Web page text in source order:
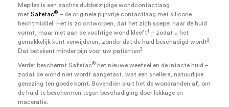
Mepilex is een zachte dubbelzijdige wondcontactlaag
met Safetac® – de originele pijnvrije contactlaag met silicone
hechtmiddel. Het is zo ontworpen, dat het zich soepel naar de huid
vormt, maar niet aan de vochtige wond kleeft1 – zodat u het
gemakkelijk kunt verwijderen, zonder dat de huid beschadigd wordt2.
Dat betekent minder pijn voor uw patiënten3.
Verder beschermt Safetac® het nieuwe weefsel en de intacte huid –
zodat de wond niet wordt aangetast, wat een snellere, natuurlijke
genezing ten goede komt. Bovendien sluit het de wondranden af, om
de huid te beschermen tegen beschadiging door lekkage en
maceratie.